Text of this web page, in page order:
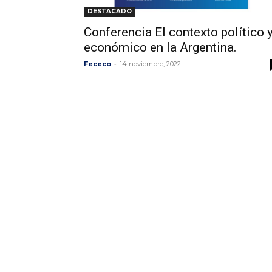
DESTACADO
Conferencia El contexto político
económico en la Argentina.
Fececo - 14 noviembre, 2022